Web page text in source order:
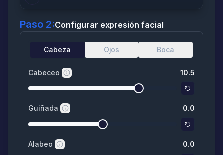
Paso 2:Configurar expresión facial
Cabeza Ojos Boca
Cabeceo 10.5
Guiñada 0.0
Alabeo 0.0